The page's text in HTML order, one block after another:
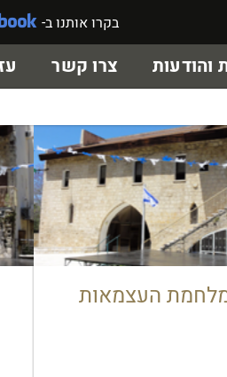
בקרו אותנו ב-
והודעות צרו קשר
העצמאות